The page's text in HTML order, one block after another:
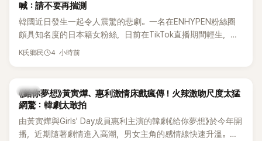
喊：請不要再揣測
韓國近日發生一起令人震驚的悲劇。一名在ENHYPEN粉絲圈
頗具知名度的日本籍女粉絲，日前在TikTok直播期間輕生，最
終不幸身亡，消息曝光後震驚韓網，也讓不少粉絲湧入社群平
K氏鄉民 4 小時前
韓劇
《給你夢想》黃寅燁、惠利激情床戲瘋傳！火辣激吻尺度太猛
網驚：韓劇太敢拍
由黃寅燁與Girls' Day成員惠利主演的韓劇《給你夢想》於今年開
播，近期隨著劇情進入高潮，男女主角的感情線快速升溫。最